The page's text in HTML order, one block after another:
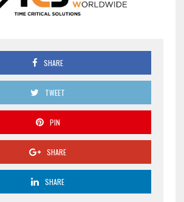
SHARE
TWEET
PIN
SHARE
SHARE